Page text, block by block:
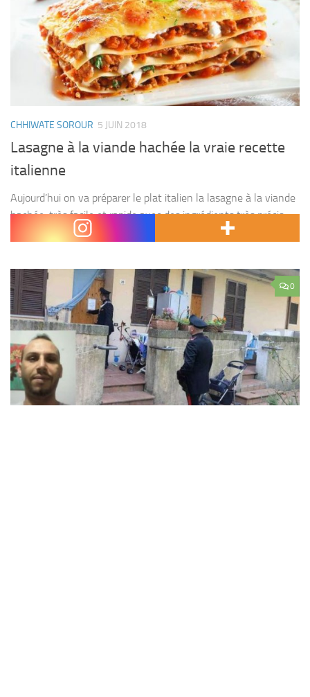
CHHIWATE SOROUR 5 JUIN 2018
Lasagne à la viande hachée la vraie recette
italienne
Aujourd’hui on va préparer le plat italien la lasagne à la viande
hachée, très facile et rapide avec des ingrédients très précis.
Ingrédients : – 1/2 l lait – 3 Cuillères à soupe farine...
0